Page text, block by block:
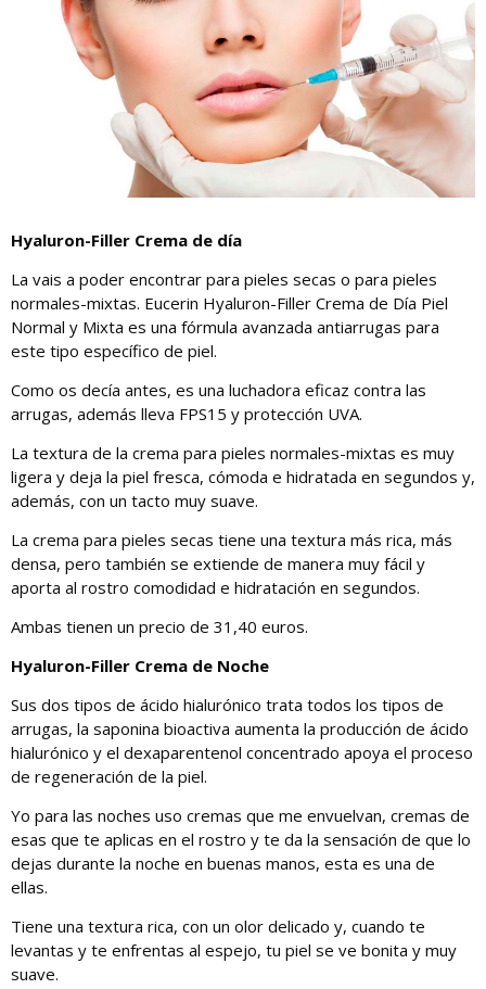
Hyaluron-Filler Crema de día
La vais a poder encontrar para pieles secas o para pieles
normales-mixtas. Eucerin Hyaluron-Filler Crema de Día Piel
Normal y Mixta es una fórmula avanzada antiarrugas para
este tipo específico de piel.
Como os decía antes, es una luchadora eficaz contra las
arrugas, además lleva FPS15 y protección UVA.
La textura de la crema para pieles normales-mixtas es muy
ligera y deja la piel fresca, cómoda e hidratada en segundos y,
además, con un tacto muy suave.
La crema para pieles secas tiene una textura más rica, más
densa, pero también se extiende de manera muy fácil y
aporta al rostro comodidad e hidratación en segundos.
Ambas tienen un precio de 31,40 euros.
Hyaluron-Filler Crema de Noche
Sus dos tipos de ácido hialurónico trata todos los tipos de
arrugas, la saponina bioactiva aumenta la producción de ácido
hialurónico y el dexaparentenol concentrado apoya el proceso
de regeneración de la piel.
Yo para las noches uso cremas que me envuelvan, cremas de
esas que te aplicas en el rostro y te da la sensación de que lo
dejas durante la noche en buenas manos, esta es una de
ellas.
Tiene una textura rica, con un olor delicado y, cuando te
levantas y te enfrentas al espejo, tu piel se ve bonita y muy
suave.